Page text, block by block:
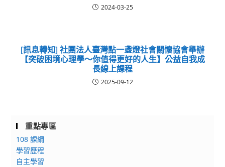
2024-03-25
[訊息轉知] 社團法人臺灣點一盞燈社會關懷協會舉辦
【突破困境心理學〜你值得更好的人生】公益自我成
長線上課程
2025-09-12
重點專區
108 課綱
學習歷程
自主學習